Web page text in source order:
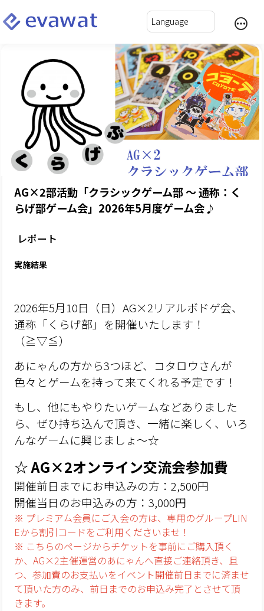
AG×2部活動「クラシックゲーム部 ～ 通称：く
らげ部ゲーム会」2026年5月度ゲーム会♪
レポート
実施結果
2026年5月10日（日）AG×2リアルボドゲ会、
通称「くらげ部」を開催いたします！
（≧▽≦）
あにゃんの方から3つほど、コタロウさんが
色々とゲームを持って来てくれる予定です！
もし、他にもやりたいゲームなどありました
ら、ぜひ持ち込んで頂き、一緒に楽しく、いろ
んなゲームに興じましょ～☆
☆ AG×2オンライン交流会参加費
開催前日までにお申込みの方：2,500円
開催当日のお申込みの方：3,000円
※ プレミアム会員にご入会の方は、専用のグループLIN
Eから割引コードをご利用くださいませ！
※ こちらのページからチケットを事前にご購入頂く
か、AG×2主催運営のあにゃんへ直接ご連絡頂き、且
つ、参加費のお支払いをイベント開催前日までに済ませ
て頂いた方のみ、前日までのお申込み完了とさせて頂
きます。